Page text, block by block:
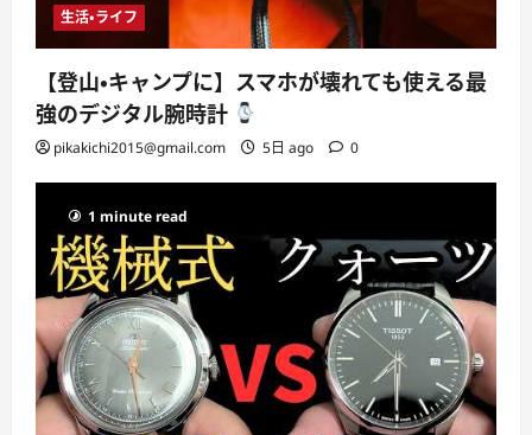
生活・ライフ
【登山・キャンプに】スマホが壊れても使える最
強のデジタル腕時計
pikakichi2015@gmail.com 5日 ago 0
1 minute read